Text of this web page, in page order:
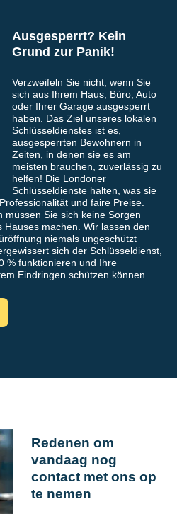
Ausgesperrt? Kein
Grund zur Panik!
Verzweifeln Sie nicht, wenn Sie
sich aus Ihrem Haus, Büro, Auto
oder Ihrer Garage ausgesperrt
haben. Das Ziel unseres lokalen
Schlüsseldienstes ist es,
ausgesperrten Bewohnern in
Zeiten, in denen sie es am
meisten brauchen, zuverlässig zu
helfen! Die Londoner
Schlüsseldienste halten, was sie
und faire Preise.
müssen Sie sich keine Sorgen
machen. Wir lassen den
niemals ungeschützt
sich der Schlüsseldienst,
% funktionieren und Ihre
Eindringen schützen können.
Redenen om
vandaag nog
contact met ons op
te nemen